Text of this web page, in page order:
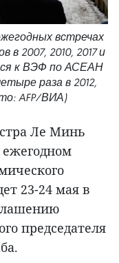
встречах
2007, 2010, 2017 и
к ВЭФ по АСЕАН
раза в 2012,
AFP/ВИА)
Ле Минь
23-24 мая в
председателя